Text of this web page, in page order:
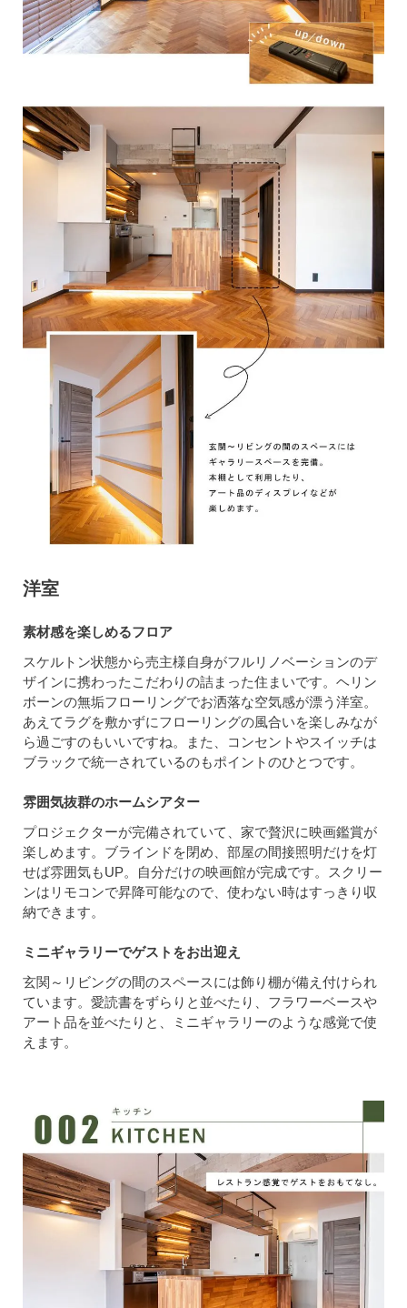
洋室
素材感を楽しめるフロア
スケルトン状態から売主様自身がフルリノベーションのデ
ザインに携わったこだわりの詰まった住まいです。ヘリン
ボーンの無垢フローリングでお洒落な空気感が漂う洋室。
あえてラグを敷かずにフローリングの風合いを楽しみなが
ら過ごすのもいいですね。また、コンセントやスイッチは
ブラックで統一されているのもポイントのひとつです。
雰囲気抜群のホームシアター
プロジェクターが完備されていて、家で贅沢に映画鑑賞が
楽しめます。ブラインドを閉め、部屋の間接照明だけを灯
せば雰囲気もUP。自分だけの映画館が完成です。スクリー
ンはリモコンで昇降可能なので、使わない時はすっきり収
納できます。
ミニギャラリーでゲストをお出迎え
玄関～リビングの間のスペースには飾り棚が備え付けられ
ています。愛読書をずらりと並べたり、フラワーベースや
アート品を並べたりと、ミニギャラリーのような感覚で使
えます。